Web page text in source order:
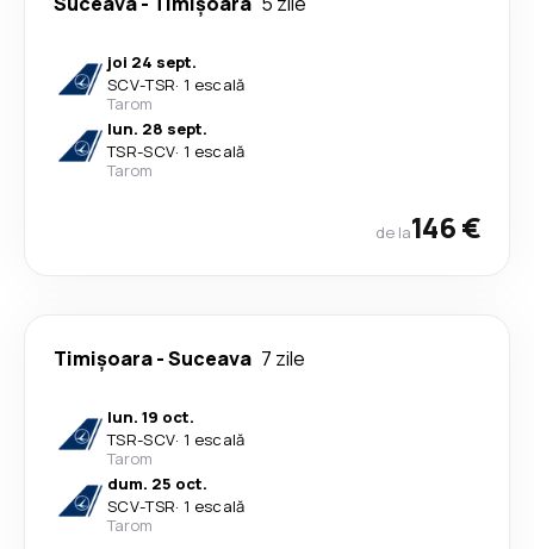
joi 24 sept.
SCV-TSR· 1 escală
Tarom
lun. 28 sept.
TSR-SCV· 1 escală
Tarom
de la146 €
Timișoara-Suceava 7 zile
lun. 19 oct.
TSR-SCV· 1 escală
Tarom
dum. 25 oct.
SCV-TSR· 1 escală
Tarom